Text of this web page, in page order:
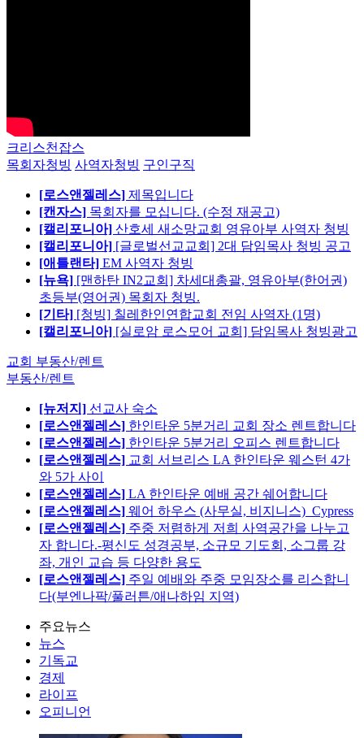
크리스천잡스
목회자청빙 사역자청빙 구인구직
[로스앤젤레스] 제목입니다
[캔자스] 목회자를 모십니다. (수정 재공고)
[캘리포니아] 산호세 새소망교회 영유아부 사역자 청빙
[캘리포니아] [글로벌선교교회] 2대 담임목사 청빙 공고
[애틀랜타] EM 사역자 청빙
[뉴욕] [맨하탄 IN2교회] 차세대총괄, 영유아부(한어권)
초등부(영어권) 목회자 청빙.
[기타] [청빙] 칠레한인연합교회 전임 사역자 (1명)
[캘리포니아] [실로암 로스모어 교회] 담임목사 청빙광고
교회 부동산/렌트
부동산/렌트
[뉴저지] 선교사 숙소
[로스앤젤레스] 한인타운 5분거리 교회 장소 렌트합니다
[로스앤젤레스] 한인타운 5분거리 오피스 렌트합니다
[로스앤젤레스] 교회 서브리스 LA 한인타운 웨스턴 4가
와 5가 사이
[로스앤젤레스] LA 한인타운 예배 공간 쉐어합니다
[로스앤젤레스] 웨어 하우스 (사무실, 비지니스)_Cypress
[로스앤젤레스] 주중 저렴하게 저희 사역공간을 나누고
자 합니다.-평신도 성경공부, 소규모 기도회, 소그룹 강
좌, 개인 교습 등 다양한 용도
[로스앤젤레스] 주일 예배와 주중 모임장소를 리스합니
다(부엔나팍/풀러튼/애나하임 지역)
주요뉴스
뉴스
기독교
경제
라이프
오피니언